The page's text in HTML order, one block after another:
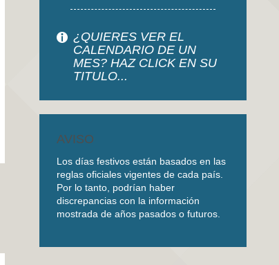
¿QUIERES VER EL
CALENDARIO DE UN
MES? HAZ CLICK EN SU
TITULO...
AVISO
Los días festivos están basados en las
reglas oficiales vigentes de cada país.
Por lo tanto, podrían haber
discrepancias con la información
mostrada de años pasados o futuros.